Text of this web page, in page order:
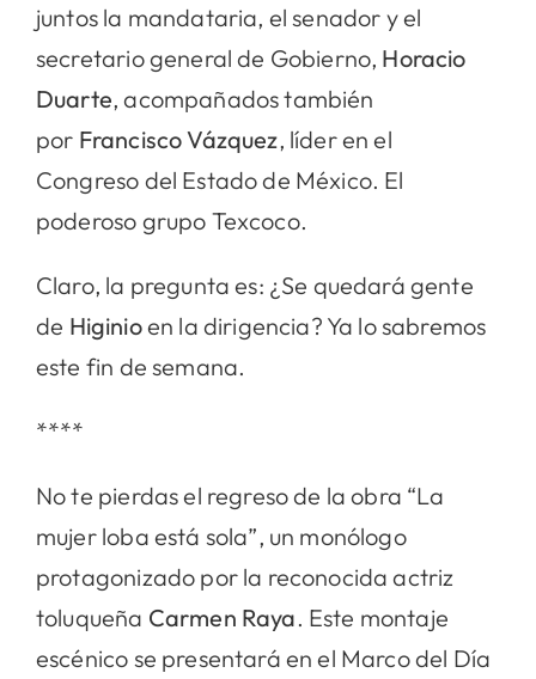
juntos la mandataria, el senador y el
secretario general de Gobierno, Horacio
Duarte, acompañados también
por Francisco Vázquez, líder en el
Congreso del Estado de México. El
poderoso grupo Texcoco.
Claro, la pregunta es: ¿Se quedará gente
de Higinioen la dirigencia? Ya lo sabremos
este fin de semana.
****
No te pierdas el regreso de la obra “La
mujer loba está sola”, un monólogo
protagonizado por la reconocida actriz
toluqueña Carmen Raya. Este montaje
escénico se presentará en el Marco del Día